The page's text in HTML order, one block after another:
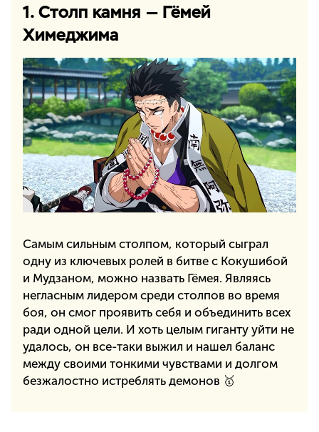
1. Столп камня — Гёмей
Химеджима
Самым сильным столпом, который сыграл
одну из ключевых ролей в битве с Кокушибой
и Мудзаном, можно назвать Гёмея. Являясь
негласным лидером среди столпов во время
боя, он смог проявить себя и объединить всех
ради одной цели. И хоть целым гиганту уйти не
удалось, он все-таки выжил и нашел баланс
между своими тонкими чувствами и долгом
безжалостно истреблять демонов 🥇